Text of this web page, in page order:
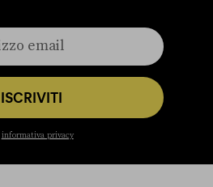
ISCRIVITI
informativa privacy